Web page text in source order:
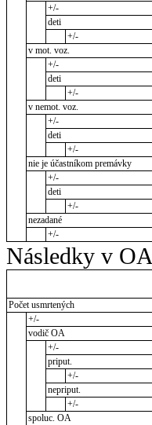
+/-
deti
+/-
v mot. voz.
+/-
deti
+/-
v nemot. voz.
+/-
deti
+/-
nie je účastníkom premávky
+/-
deti
+/-
nezadané
+/-
Následky v OA
Počet usmrtených
+/-
vodič OA
+/-
priput.
+/-
nepriput.
+/-
spoluc. OA